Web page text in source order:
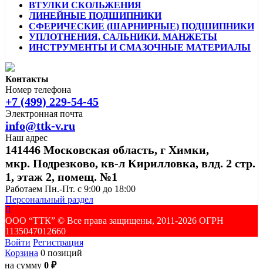
ВТУЛКИ СКОЛЬЖЕНИЯ
ЛИНЕЙНЫЕ ПОДШИПНИКИ
СФЕРИЧЕСКИЕ (ШАРНИРНЫЕ) ПОДШИПНИКИ
УПЛОТНЕНИЯ, САЛЬНИКИ, МАНЖЕТЫ
ИНСТРУМЕНТЫ И СМАЗОЧНЫЕ МАТЕРИАЛЫ
Контакты
Номер телефона
+7 (499) 229-54-45
Электронная почта
info@ttk-v.ru
Наш адрес
141446 Московская область, г Химки,
мкр. Подрезково, кв-л Кирилловка, влд. 2 стр.
1, этаж 2, помещ. №1
Работаем Пн.-Пт. с 9:00 до 18:00
Персональный раздел
ООО “ТТК” ©️ Все права защищены, 2011-2026 ОГРН
1135047012660
Войти Регистрация
Корзина 0 позиций
на сумму 0 ₽